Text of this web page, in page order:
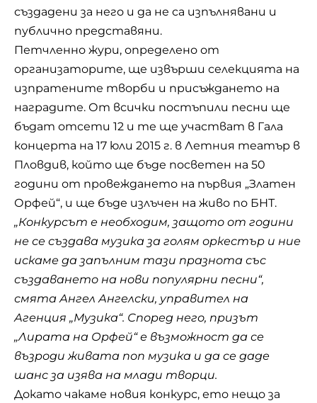
създадени за него и да не са изпълнявани и
публично представяни.
Петчленно жури, определено от
организаторите, ще извърши селекцията на
изпратените творби и присъждането на
наградите. От всички постъпили песни ще
бъдат отсети 12 и те ще участват в Гала
концерта на 17 юли 2015 г. в Летния театър в
Пловдив, който ще бъде посветен на 50
години от провеждането на първия „Златен
Орфей“, и ще бъде излъчен на живо по БНТ.
„Конкурсът е необходим, защото от години
не се създава музика за голям оркестър и ние
искаме да запълним тази празнота със
създаването на нови популярни песни“,
смята Ангел Ангелски, управител на
Агенция „Музика“. Според него, призът
„Лирата на Орфей“ е възможност да се
възроди живата поп музика и да се даде
шанс за изява на млади творци.
Докато чакаме новия конкурс, ето нещо за